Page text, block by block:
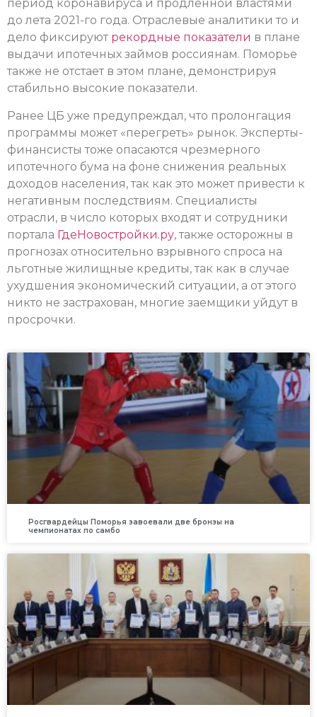
период коронавируса и продленной властями
до лета 2021-го года. Отраслевые аналитики то и
дело фиксируют рекордные показатели в плане
выдачи ипотечных займов россиянам. Поморье
также не отстает в этом плане, демонстрируя
стабильно высокие показатели.
Ранее ЦБ уже предупреждал, что пролонгация
программы может «перегреть» рынок. Эксперты-
финансисты тоже опасаются чрезмерного
ипотечного бума на фоне снижения реальных
доходов населения, так как это может привести к
негативным последствиям. Специалисты
отрасли, в число которых входят и сотрудники
портала ГдеНовостройки.ру, также осторожны в
прогнозах относительно взрывного спроса на
льготные жилищные кредиты, так как в случае
ухудшения экономический ситуации, а от этого
никто не застрахован, многие заемщики уйдут в
просрочки.
Росгвардейцы Поморья завоевали две бронзы на
чемпионатах по самбо